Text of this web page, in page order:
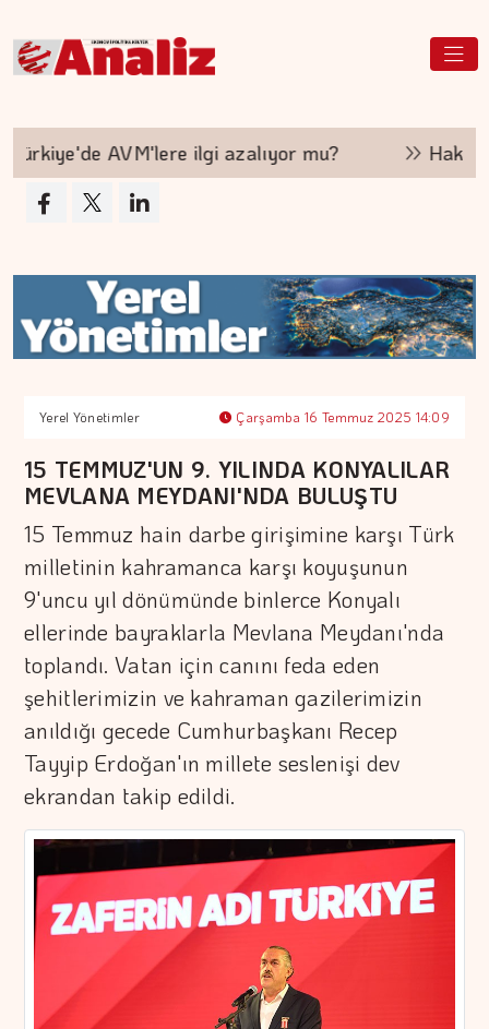
AVM'lere ilgi azalıyor mu? Hakan
Yerel Yönetimler Çarşamba 16 Temmuz 2025 14:09
15 TEMMUZ'UN 9. YILINDA KONYALILAR
MEVLANA MEYDANI'NDA BULUŞTU
15 Temmuz hain darbe girişimine karşı Türk
milletinin kahramanca karşı koyuşunun
9'uncu yıl dönümünde binlerce Konyalı
ellerinde bayraklarla Mevlana Meydanı'nda
toplandı. Vatan için canını feda eden
şehitlerimizin ve kahraman gazilerimizin
anıldığı gecede Cumhurbaşkanı Recep
Tayyip Erdoğan'ın millete seslenişi dev
ekrandan takip edildi.